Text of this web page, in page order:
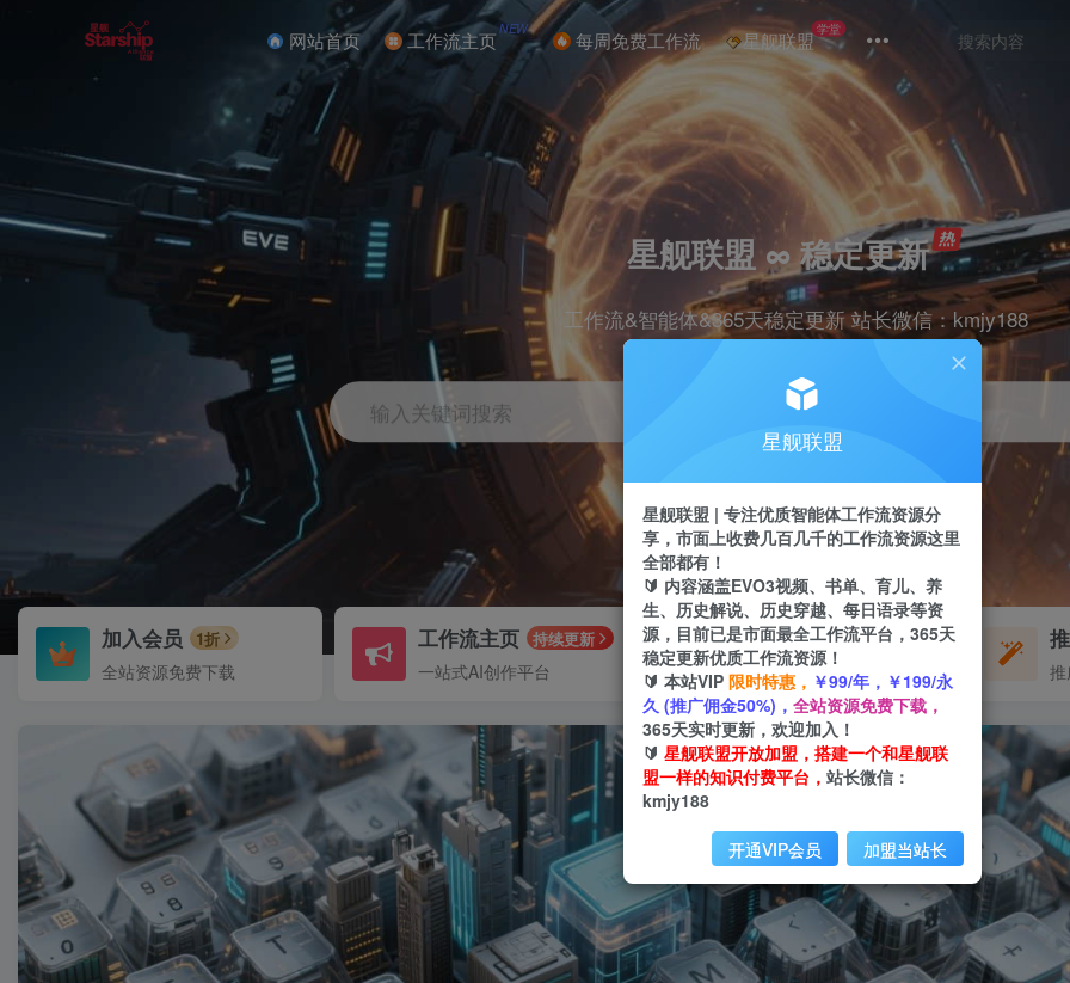
网站首页 工作流主页 NEW 每周免费工作流 星舰联盟学堂
星舰联盟 ∞ 稳定更新
工作流&智能体&365天稳定更新 站长微信：kmjy188
输入关键词搜索
加入会员 1折
全站资源免费下载
工作流主页 持续更新
一站式AI创作平台
每周免费工作流 体验
不定期更新
星舰联盟
星舰联盟 | 专注优质智能体工作流资源分
享，市面上收费几百几千的工作流资源这里
全部都有！
🔰 内容涵盖EVO3视频、书单、育儿、养
生、历史解说、历史穿越、每日语录等资
源，目前已是市面最全工作流平台，365天
稳定更新优质工作流资源！
🔰 本站VIP 限时特惠， ￥99/年，￥199/永
久 (推广佣金50%)， 全站资源免费下载，
365天实时更新，欢迎加入！
🔰 星舰联盟开放加盟，搭建一个和星舰联
盟一样的知识付费平台， 站长微信：
kmjy188
开通VIP会员 加盟当站长